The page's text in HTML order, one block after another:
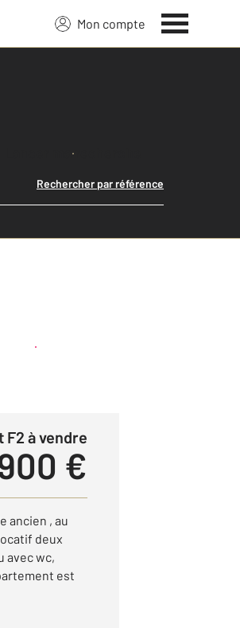
Mon compte
Lancer ma recherche
Rechercher par référence
Créer une alerte
F2 à vendre
900 €
ancien , au
deux
avec wc,
est